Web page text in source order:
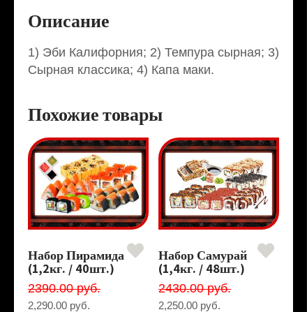
Описание
1) Эби Калифорния; 2) Темпура сырная; 3)
Сырная классика; 4) Капа маки.
Похожие товары
Набор Пирамида
(1,2кг. / 40шт.)
2390.00 руб.
2,290.00 руб.
Набор Самурай
(1,4кг. / 48шт.)
2430.00 руб.
2,250.00 руб.